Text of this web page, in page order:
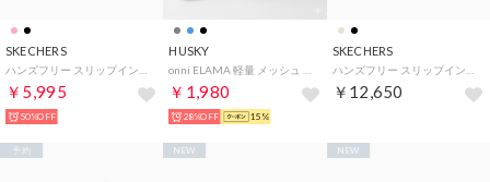
SKECHERS
￥5,995
50%OFF
HUSKY
￥1,980
28%OFF 15%
SKECHERS
￥12,650
予約 NEW NEW